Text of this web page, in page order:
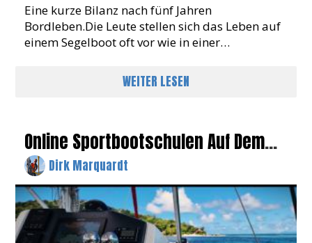
Eine kurze Bilanz nach fünf Jahren
Bordleben.Die Leute stellen sich das Leben auf
einem Segelboot oft vor wie in einer
in der Hand, Sonnenuntergang im
WEITER LESEN
Online Sportbootschulen Auf Dem
Vormarsch
Dirk Marquardt